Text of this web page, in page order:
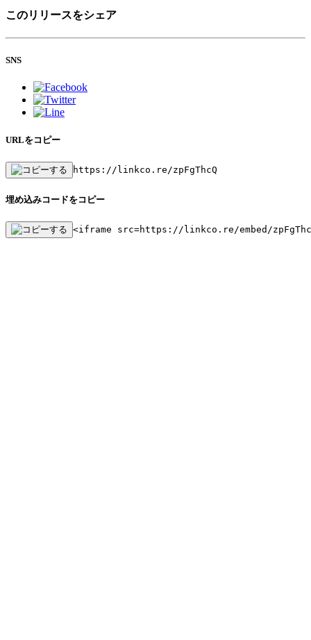
このリリースをシェア
SNS
URLをコピー
https://linkco.re/zpFgThcQ
埋め込みコードをコピー
<iframe src=https://linkco.re/embed/